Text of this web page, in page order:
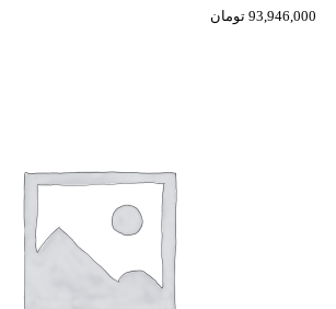
93,946,000 تومان